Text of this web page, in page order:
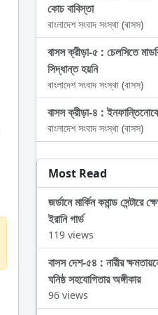
কোচ বাবিস্তা
বাংলাদেশ সংবাদ সংস্থা (বাসস)
বাসস ক্রীড়া-৫ : চেলসিতে
সিদ্ধান্ত হয়নি
বাংলাদেশ সংবাদ সংস্থা (বাসস)
বাসস ক্রীড়া-৪ :
বাংলাদেশ সংবাদ সংস্থা (বাসস)
Most Read
জর্ডানে মার্কিন কমান্ড সেন্টারে
ইরানি গার্ড
119 views
বাসস দেশ-৫৪ : নারীর
ঘনিষ্ঠ সহযোগিতার অঙ্গীকার
96 views